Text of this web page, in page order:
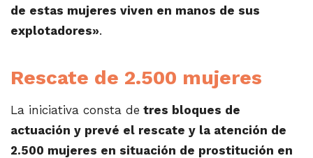
de estas mujeres viven en manos de sus
explotadores».
Rescate de 2.500 mujeres
La iniciativa consta de tres bloques de
actuación y prevé el rescate y la atención de
2.500 mujeres en situación de prostitución en